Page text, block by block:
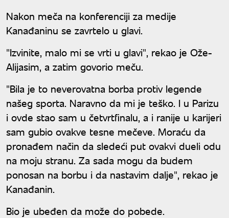
Nakon meča na konferenciji za medije
Kanađaninu se zavrtelo u glavi.
"Izvinite, malo mi se vrti u glavi", rekao je Ože-
Alijasim, a zatim govorio meču.
"Bila je to neverovatna borba protiv legende
našeg sporta. Naravno da mi je teško. I u Parizu
i ovde stao sam u četvrtfinalu, a i ranije u karijeri
sam gubio ovakve tesne mečeve. Moraću da
pronađem način da sledeći put ovakvi dueli odu
na moju stranu. Za sada mogu da budem
ponosan na borbu i da nastavim dalje", rekao je
Kanađanin.
Bio je ubeđen da može do pobede.